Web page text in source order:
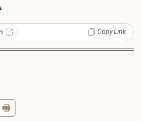
Copy Link